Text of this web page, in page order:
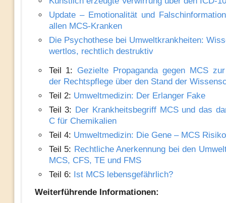
Update – Emotionalität und
allen MCS-Kranken
Die Psychothese bei Umweltkrankheiten:
wertlos, rechtlich destruktiv
Teil 1: Gezielte Propaganda gegen MCS
der Rechtspflege über den Stand der
Teil 2: Umweltmedizin: Der Erlanger Fake
Teil 3: Der Krankheitsbegriff MCS und das
C für Chemikalien
Teil 4: Umweltmedizin: Die Gene – MCS
Teil 5: Rechtliche Anerkennung bei den
MCS, CFS, TE und FMS
Teil 6: Ist MCS lebensgefährlich?
Weiterführende Informationen: